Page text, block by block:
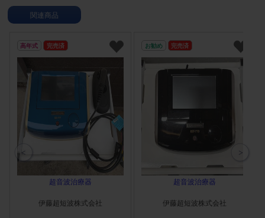
関連商品
高年式 完売済
超音波治療器
伊藤超短波株式会社
お勧め 完売済
超音波治療器
伊藤超短波株式会社